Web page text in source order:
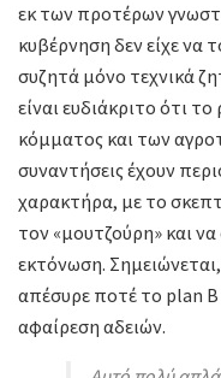
εκ των προτέρων
κυβέρνηση δεν είχε να
συζητά μόνο τεχνικά
είναι ευδιάκριτο ότι
κόμματος και των
συναντήσεις έχουν
χαρακτήρα, με το
τον «μουτζούρη» και
εκτόνωση.
απέσυρε ποτέ το plan B
αφαίρεση αδειών.